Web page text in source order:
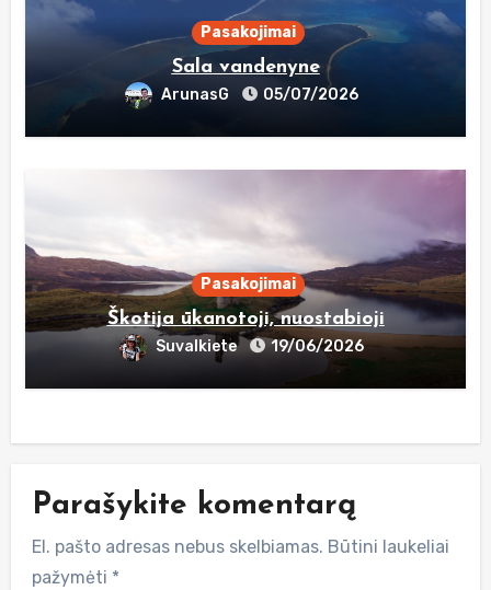
Pasakojimai
Sala vandenyne
ArunasG 05/07/2026
Pasakojimai
Škotija ūkanotoji, nuostabioji
Suvalkiete 19/06/2026
Parašykite komentarą
El. pašto adresas nebus skelbiamas. Būtini laukeliai
pažymėti *